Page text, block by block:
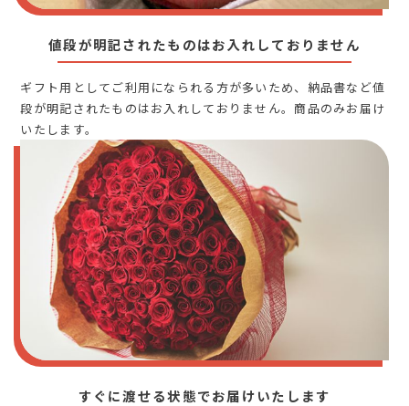
値段が明記されたものはお入れしておりません
ギフト用としてご利用になられる方が多いため、納品書など値
段が明記されたものはお入れしておりません。商品のみお届け
いたします。
すぐに渡せる状態でお届けいたします